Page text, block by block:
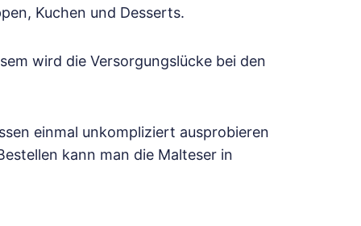
Kuchen und Desserts.
wird die Versorgungslücke bei den
einmal unkompliziert ausprobieren
kann man die Malteser in